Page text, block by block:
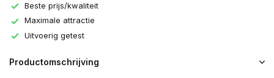
Beste prijs/kwaliteit
Maximale attractie
Uitvoerig getest
Productomschrijving